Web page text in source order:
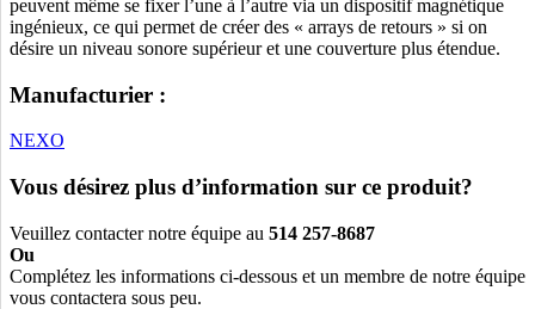
peuvent même se fixer l’une à l’autre via un dispositif magnétique
ingénieux, ce qui permet de créer des « arrays de retours » si on
désire un niveau sonore supérieur et une couverture plus étendue.
Manufacturier :
NEXO
Vous désirez plus d’information sur ce produit?
Veuillez contacter notre équipe au 514 257-8687
Ou
Complétez les informations ci-dessous et un membre de notre équipe
vous contactera sous peu.